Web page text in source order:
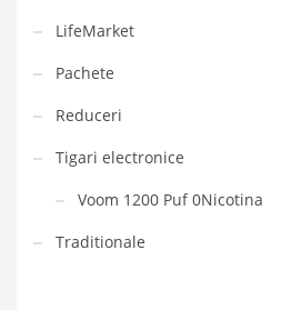
LifeMarket
Pachete
Reduceri
Tigari electronice
Voom 1200 Puf 0Nicotina
Traditionale